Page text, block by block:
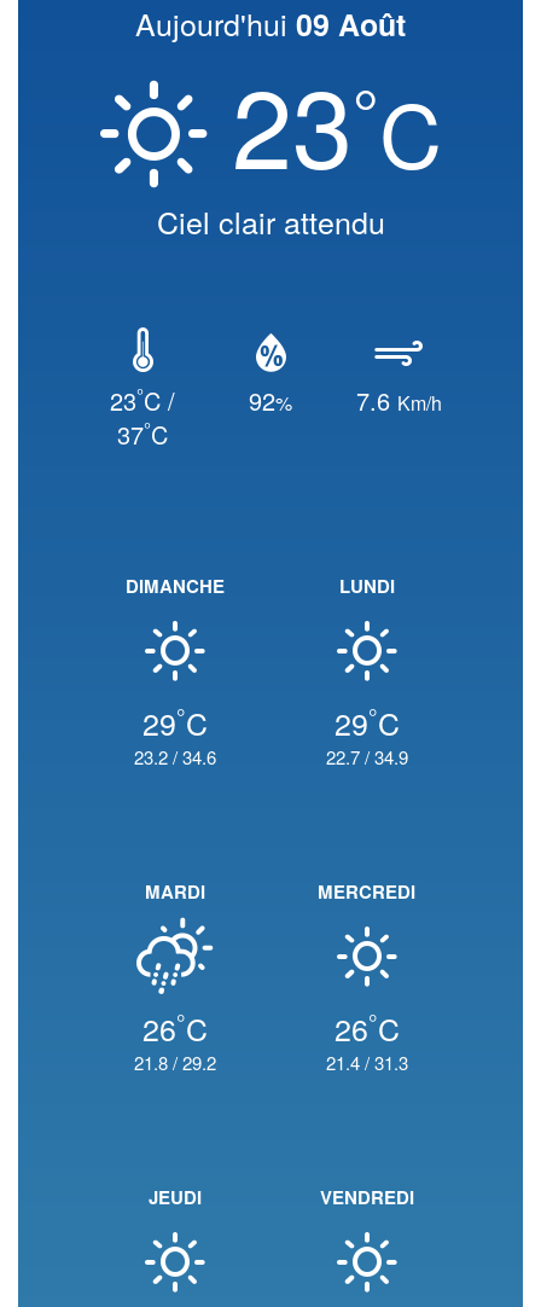
Aujourd'hui 09 Août
23°C
Ciel clair attendu
23°C /
37°C
92% 7.6 Km/h
DIMANCHE
29°C
23.2/34.6
LUNDI
29°C
22.7/34.9
MARDI
26°C
21.8/29.2
MERCREDI
26°C
21.4/31.3
JEUDI VENDREDI